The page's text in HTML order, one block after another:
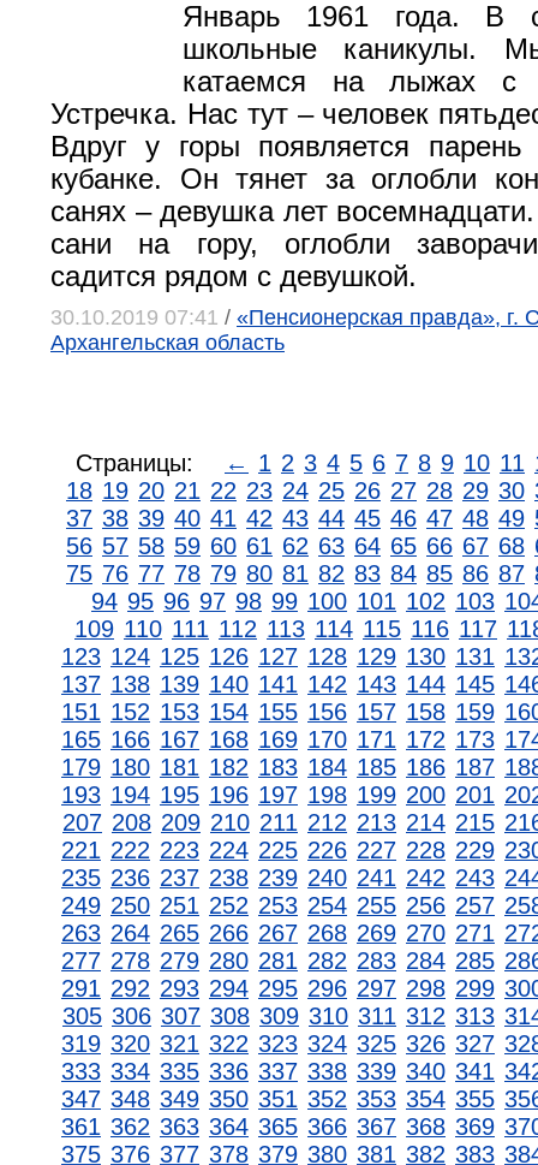
Январь 1961 года. В
школьные каникулы.
катаемся на лыжах с
Устречка. Нас тут – человек
Вдруг у горы появляется
кубанке. Он тянет за оглобли
санях – девушка лет
сани на гору, оглобли
садится рядом с девушкой.
30.10.2019 07:41 / «Пенсионерская правда», г.
Архангельская область
Страницы: ← 1 2 3 4 5 6 7 8 9 10 11
18 19 20 21 22 23 24 25 26 27 28 29 30
37 38 39 40 41 42 43 44 45 46 47 48 49
56 57 58 59 60 61 62 63 64 65 66 67 68
75 76 77 78 79 80 81 82 83 84 85 86 87
94 95 96 97 98 99 100 101 102 103
109 110 111 112 113 114 115 116 117
123 124 125 126 127 128 129 130 131
137 138 139 140 141 142 143 144 145
151 152 153 154 155 156 157 158 159
165 166 167 168 169 170 171 172 173
179 180 181 182 183 184 185 186 187
193 194 195 196 197 198 199 200 201
207 208 209 210 211 212 213 214 215
221 222 223 224 225 226 227 228 229
235 236 237 238 239 240 241 242 243
249 250 251 252 253 254 255 256 257
263 264 265 266 267 268 269 270 271
277 278 279 280 281 282 283 284 285
291 292 293 294 295 296 297 298 299
305 306 307 308 309 310 311 312 313
319 320 321 322 323 324 325 326 327
333 334 335 336 337 338 339 340 341
347 348 349 350 351 352 353 354 355
361 362 363 364 365 366 367 368 369
375 376 377 378 379 380 381 382 383